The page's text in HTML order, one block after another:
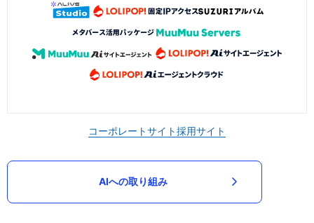
コーポレートサイト採用サイト
AIへの取り組み